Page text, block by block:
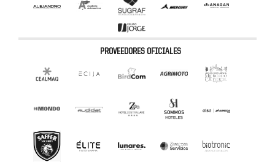
PROVEEDORES OFICIALES